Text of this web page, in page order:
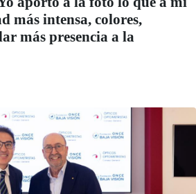
más intensa, colores,
más presencia a la